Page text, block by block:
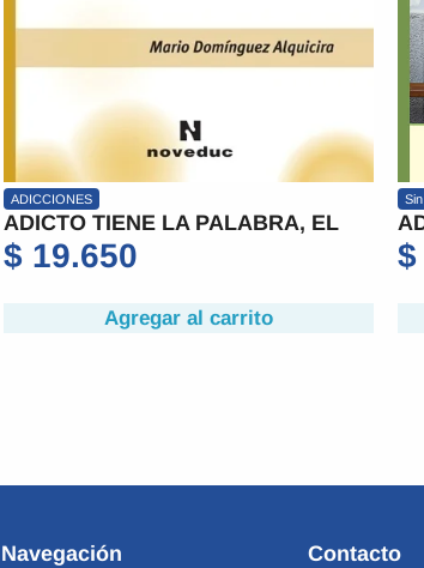
ADICCIONES
ADICTO TIENE LA PALABRA, EL
$ 19.650
Agregar al carrito
$
Navegación Contacto